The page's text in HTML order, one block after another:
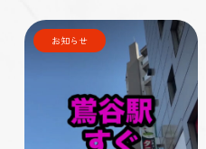
お知らせ